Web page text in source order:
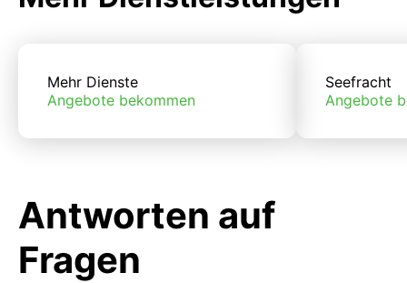
Mehr Dienste
Angebote bekommen
Seefracht
Angebote
Antworten auf
Fragen